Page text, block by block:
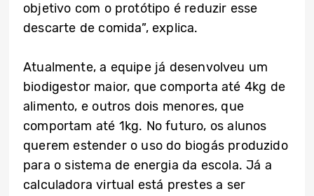
objetivo com o protótipo é reduzir esse
descarte de comida”, explica.
Atualmente, a equipe já desenvolveu um
biodigestor maior, que comporta até 4kg de
alimento, e outros dois menores, que
comportam até 1kg. No futuro, os alunos
querem estender o uso do biogás produzido
para o sistema de energia da escola. Já a
calculadora virtual está prestes a ser